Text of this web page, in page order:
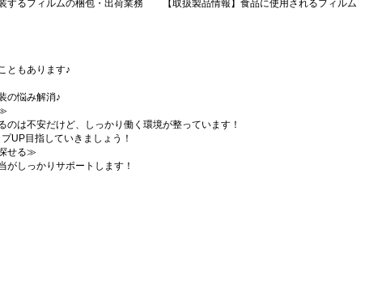
装するフィルムの梱包・出荷業務 【取扱製品情報】食品に使用されるフィルム
ともあります♪
の悩み解消♪
のは不安だけど、しっかり働く環境が整っています！
UP目指していきましょう！
せる≫
がしっかりサポートします！